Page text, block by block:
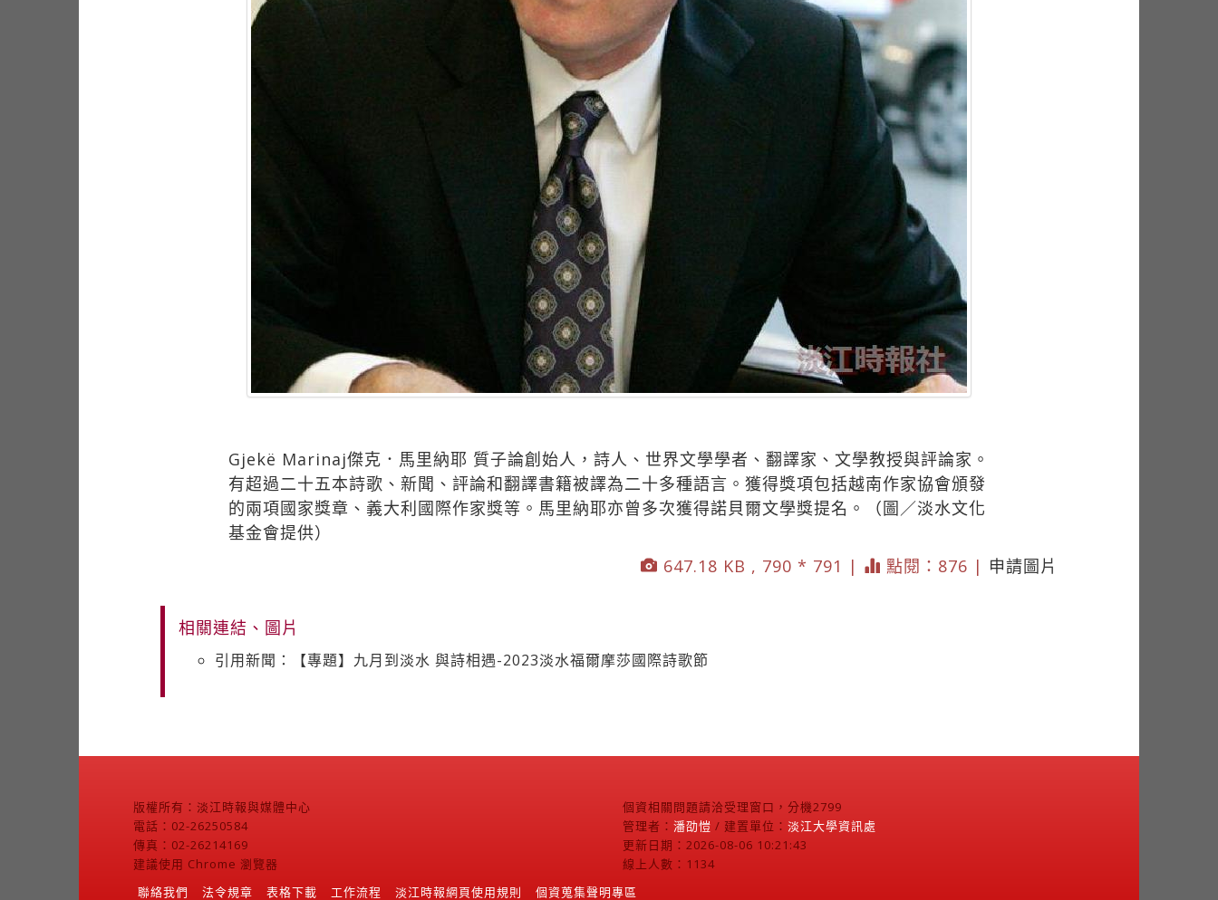
Gjekë Marinaj傑克．馬里納耶 質子論創始人，詩人、世界文學學者、翻譯家、文學教授與評論家。
有超過二十五本詩歌、新聞、評論和翻譯書籍被譯為二十多種語言。獲得獎項包括越南作家協會頒發
的兩項國家獎章、義大利國際作家獎等。馬里納耶亦曾多次獲得諾貝爾文學獎提名。（圖／淡水文化
基金會提供）
647.18 KB , 790 * 791 |
點閱：876 | 申請圖片
相關連結、圖片
引用新聞：【專題】九月到淡水 與詩相遇-2023淡水福爾摩莎國際詩歌節
版權所有：淡江時報與媒體中心
電話：02-26250584
傳真：02-26214169
建議使用 Chrome 瀏覽器
個資相關問題請洽受理窗口，分機2799
管理者： 潘劭愷 / 建置單位： 淡江大學資訊處
更新日期：2026-08-06 10:21:43
線上人數：1134
聯絡我們
法令規章 表格下載 工作流程 淡江時報網頁使用規則 個資蒐集聲明專區